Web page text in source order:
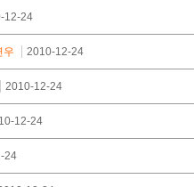
12-24
우 2010-12-24
2010-12-24
12-24
24